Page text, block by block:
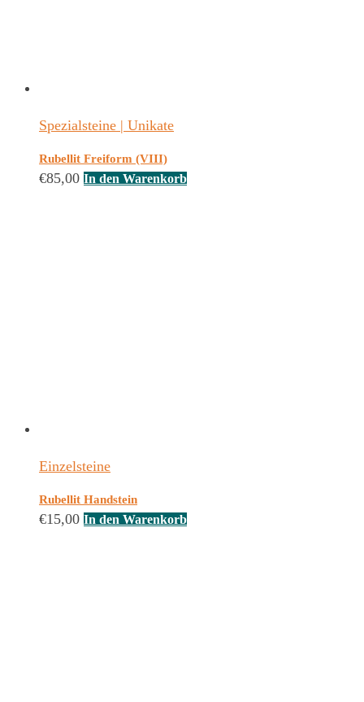
Spezialsteine | Unikate
Rubellit Freiform (VIII)
€85,00 In den Warenkorb
Einzelsteine
Rubellit Handstein
€15,00 In den Warenkorb